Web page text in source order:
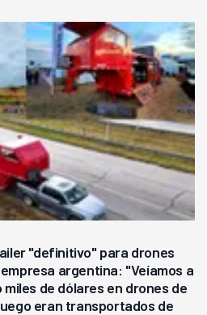
"definitivo" para drones
argentina: "Veíamos a
de dólares en drones de
eran transportados de